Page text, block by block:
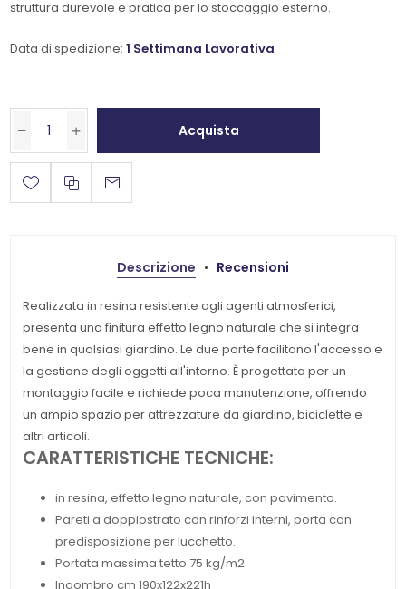
struttura durevole e pratica per lo stoccaggio esterno.
Data di spedizione: 1 Settimana Lavorativa
Acquista
Descrizione Recensioni
Realizzata in resina resistente agli agenti atmosferici,
presenta una finitura effetto legno naturale che si integra
bene in qualsiasi giardino. Le due porte facilitano l'accesso e
la gestione degli oggetti all'interno. È progettata per un
montaggio facile e richiede poca manutenzione, offrendo
un ampio spazio per attrezzature da giardino, biciclette e
altri articoli.
CARATTERISTICHE TECNICHE:
in resina, effetto legno naturale, con pavimento.
Pareti a doppiostrato con rinforzi interni, porta con
predisposizione per lucchetto.
Portata massima tetto 75 kg/m2
Ingombro cm 190x122x221h